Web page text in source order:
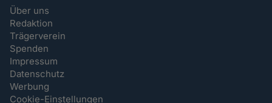
Über uns
Redaktion
Trägerverein
Spenden
Impressum
Datenschutz
Werbung
Cookie-Einstellungen